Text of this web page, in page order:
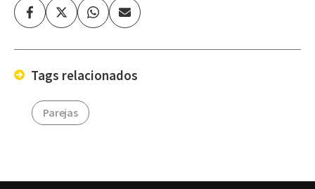
FacebookTwitterWhatsapp
Enviar
por
Tags relacionados
Parejas